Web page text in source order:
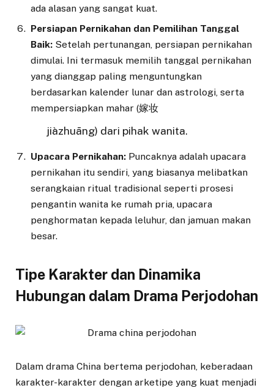
ada alasan yang sangat kuat.
Persiapan Pernikahan dan Pemilihan Tanggal
Baik: Setelah pertunangan, persiapan pernikahan
dimulai. Ini termasuk memilih tanggal pernikahan
yang dianggap paling menguntungkan
berdasarkan kalender lunar dan astrologi, serta
mempersiapkan mahar (嫁妆
jiàzhuāng) dari pihak wanita.
Upacara Pernikahan: Puncaknya adalah upacara
pernikahan itu sendiri, yang biasanya melibatkan
serangkaian ritual tradisional seperti prosesi
pengantin wanita ke rumah pria, upacara
penghormatan kepada leluhur, dan jamuan makan
besar.
Tipe Karakter dan Dinamika
Hubungan dalam Drama Perjodohan
Dalam drama China bertema perjodohan, keberadaan
karakter-karakter dengan arketipe yang kuat menjadi